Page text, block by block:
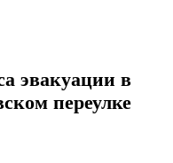
эвакуации в
переулке